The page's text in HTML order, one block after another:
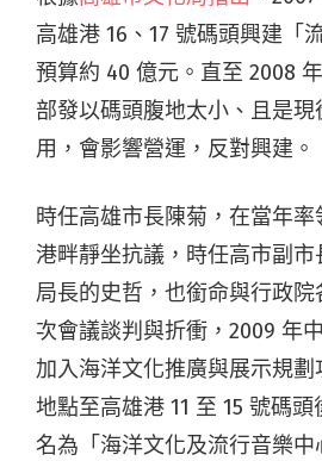
高雄港 16、17 號碼頭興建「
預算約 40 億元。直至 2008
部發以碼頭腹地太小、且是
用，會影響營運，反對興建。
時任高雄市長陳菊，在當年
港畔靜坐抗議，時任高市副
局長的史哲，也銜命與行政
次會議談判與折衝，2009 年
加入海洋文化推廣與展示規
地點至高雄港 11 至 15 號碼
名為「海洋文化及流行音樂